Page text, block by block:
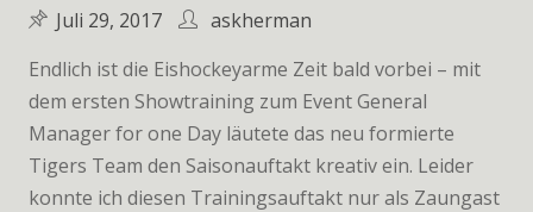
Juli 29, 2017
askherman
Endlich ist die Eishockeyarme Zeit bald vorbei – mit
dem ersten Showtraining zum Event General
Manager for one Day läutete das neu formierte
Tigers Team den Saisonauftakt kreativ ein. Leider
konnte ich diesen Trainingsauftakt nur als Zaungast